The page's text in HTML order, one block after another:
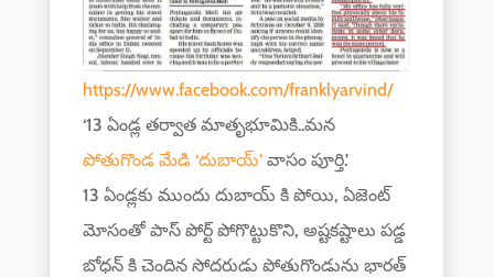
https://www.facebook.com/franklyarvind/
‘13 ఏండ్ల తర్వాత మాతృభూమికి..మన
పోతుగొండ మేడి ‘దుబాయ్’ వాసం పూర్తి.’
13 ఏండ్లకు ముందు దుబాయ్ కి పోయి, ఏజెంట్
మోసంతో పాస్ పోర్ట్ పోగొట్టుకొని, అష్టకష్టాలు పడ్డ
బోధన్ కి చెందిన సోదరుడు పోతుగొండును భారత్